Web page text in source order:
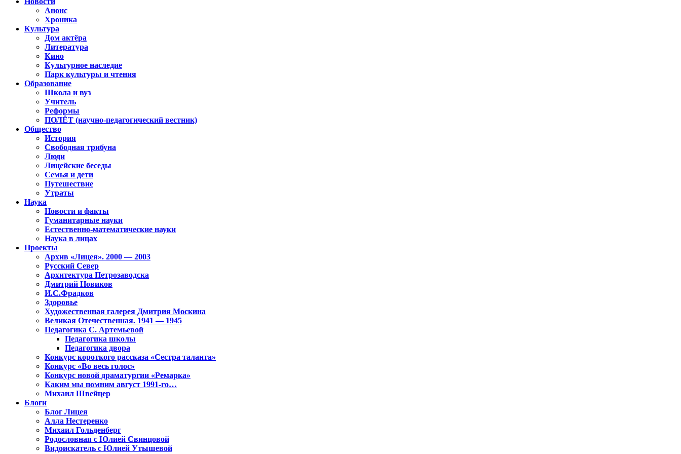
Анонс
Хроника
Культура
Дом актёра
Литература
Кино
Культурное наследие
Парк культуры и чтения
Образование
Школа и вуз
Учитель
Реформы
ПОЛЁТ (научно-педагогический вестник)
Общество
История
Свободная трибуна
Люди
Лицейские беседы
Семья и дети
Путешествие
Утраты
Наука
Новости и факты
Гуманитарные науки
Естественно-математические науки
Наука в лицах
Проекты
Архив «Лицея». 2000 — 2003
Русский Север
Архитектура Петрозаводска
Дмитрий Новиков
И.С.Фрадков
Здоровье
Художественная галерея Дмитрия Москина
Великая Отечественная. 1941 — 1945
Педагогика С. Артемьевой
Педагогика школы
Педагогика двора
Конкурс короткого рассказа «Сестра таланта»
Конкурс «Во весь голос»
Конкурс новой драматургии «Ремарка»
Каким мы помним август 1991-го…
Михаил Швейцер
Блоги
Блог Лицея
Алла Нестеренко
Михаил Гольденберг
Родословная с Юлией Свинцовой
Видоискатель с Юлией Утышевой